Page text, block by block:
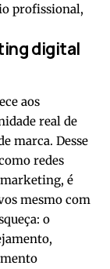
profissional,
digital
aos
real de
marca. Desse
redes
é
mesmo com
o